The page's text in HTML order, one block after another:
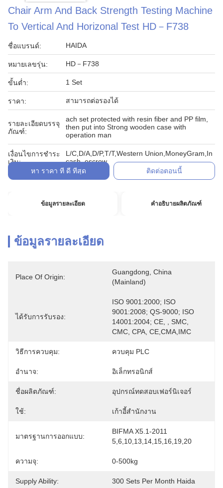
Chair Arm And Back Strength Testing Machine
To Vertical And Horizonal Test HD－F738
ชื่อแบรนด์: HAIDA
หมายเลขรุ่น: HD－F738
ขั้นต่ำ: 1 Set
ราคา: สามารถต่อรองได้
รายละเอียดบรรจุ
ภัณฑ์:
ach set protected with resin fiber and PP film,
then put into Strong wooden case with
operation man
เงื่อนไขการชำระ
เงิน:
L/C,D/A,D/P,T/T,Western Union,MoneyGram,In
cash, escrow
หา ราคา ที่ ดี ที่สุด
ติดต่อตอนนี้
ข้อมูลรายละเอียด คำอธิบายผลิตภัณฑ์
ข้อมูลรายละเอียด
Place Of Origin:
Guangdong, China
(Mainland)
ได้รับการรับรอง:
ISO 9001:2000; ISO
9001:2008; QS-9000; ISO
14001:2004; CE, , SMC,
CMC, CPA, CE,CMA,IMC
วิธีการควบคุม: ควบคุม PLC
อำนาจ: อิเล็กทรอนิกส์
ชื่อผลิตภัณฑ์: อุปกรณ์ทดสอบเฟอร์นิเจอร์
ใช้: เก้าอี้สำนักงาน
มาตรฐานการออกแบบ:
BIFMA X5.1-2011
5,6,10,13,14,15,16,19,20
ความจุ: 0-500kg
Supply Ability: 300 Sets Per Month Haida